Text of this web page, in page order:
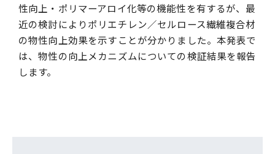
性向上・ポリマーアロイ化等の機能性を有するが、最
近の検討によりポリエチレン／セルロース繊維複合材
の物性向上効果を示すことが分かりました。本発表で
は、物性の向上メカニズムについての検証結果を報告
します。